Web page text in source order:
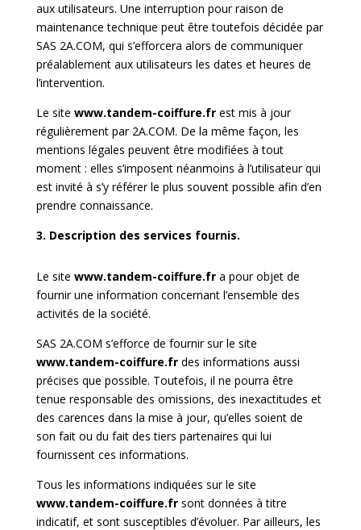
aux utilisateurs. Une interruption pour raison de
maintenance technique peut être toutefois décidée par
SAS 2A.COM, qui s’efforcera alors de communiquer
préalablement aux utilisateurs les dates et heures de
l’intervention.
Le site www.tandem-coiffure.frest mis à jour
régulièrement par 2A.COM. De la même façon, les
mentions légales peuvent être modifiées à tout
moment : elles s’imposent néanmoins à l’utilisateur qui
est invité à s’y référer le plus souvent possible afin d’en
prendre connaissance.
3. Description des services fournis.
Le site www.tandem-coiffure.fra pour objet de
fournir une information concernant l’ensemble des
activités de la société.
SAS 2A.COM s’efforce de fournir sur le site
www.tandem-coiffure.frdes informations aussi
précises que possible. Toutefois, il ne pourra être
tenue responsable des omissions, des inexactitudes et
des carences dans la mise à jour, qu’elles soient de
son fait ou du fait des tiers partenaires qui lui
fournissent ces informations.
Tous les informations indiquées sur le site
www.tandem-coiffure.frsont données à titre
indicatif, et sont susceptibles d’évoluer. Par ailleurs, les